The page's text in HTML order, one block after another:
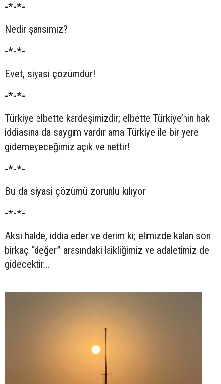
-*-*-
Nedir şansımız?
-*-*-
Evet, siyasi çözümdür!
-*-*-
Türkiye elbette kardeşimizdir; elbette Türkiye’nin hak
iddiasına da saygım vardır ama Türkiye ile bir yere
gidemeyeceğimiz açık ve nettir!
-*-*-
Bu da siyasi çözümü zorunlu kılıyor!
-*-*-
Aksi halde, iddia eder ve derim ki; elimizde kalan son
birkaç “değer” arasındaki laikliğimiz ve adaletimiz de
gidecektir…